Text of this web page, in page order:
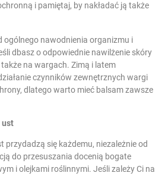
i pamiętaj, by nakładać ją także
ogólnego nawodnienia organizmu i
dbasz oodpowiednie nawilżenie skóry
na wargach. Zimą i latem
czynników zewnętrznych wargi
dlatego warto mieć balsam zawsze
ust
przydadzą się każdemu, niezależnie od
do przesuszania docenią bogate
i olejkami roślinnymi. Jeśli zależy Ci na